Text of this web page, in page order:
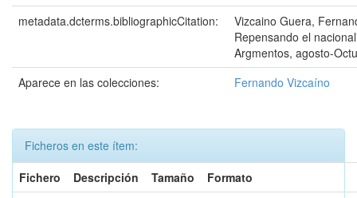
metadata.dcterms.bibliographicCitation:
Vizcaino Guera,
Repensando el
Argmentos, agosto-
Aparece en las colecciones:
Fernando Vizcaíno
Ficheros en este ítem:
Fichero
Descripción Tamaño
Formato